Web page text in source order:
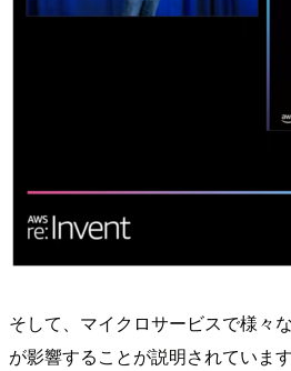
そして、マイクロサービスで様々
が影響することが説明されています